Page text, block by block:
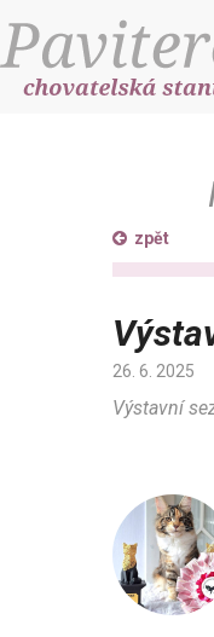
zpět
26. 6. 2025
Výstavní